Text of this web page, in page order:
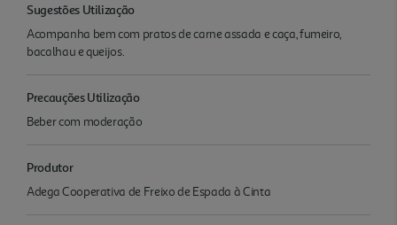
Sugestões Utilização
Acompanha bem com pratos de carne assada e caça, fumeiro,
bacalhau e queijos.
Precauções Utilização
Beber com moderação
Produtor
Adega Cooperativa de Freixo de Espada à Cinta